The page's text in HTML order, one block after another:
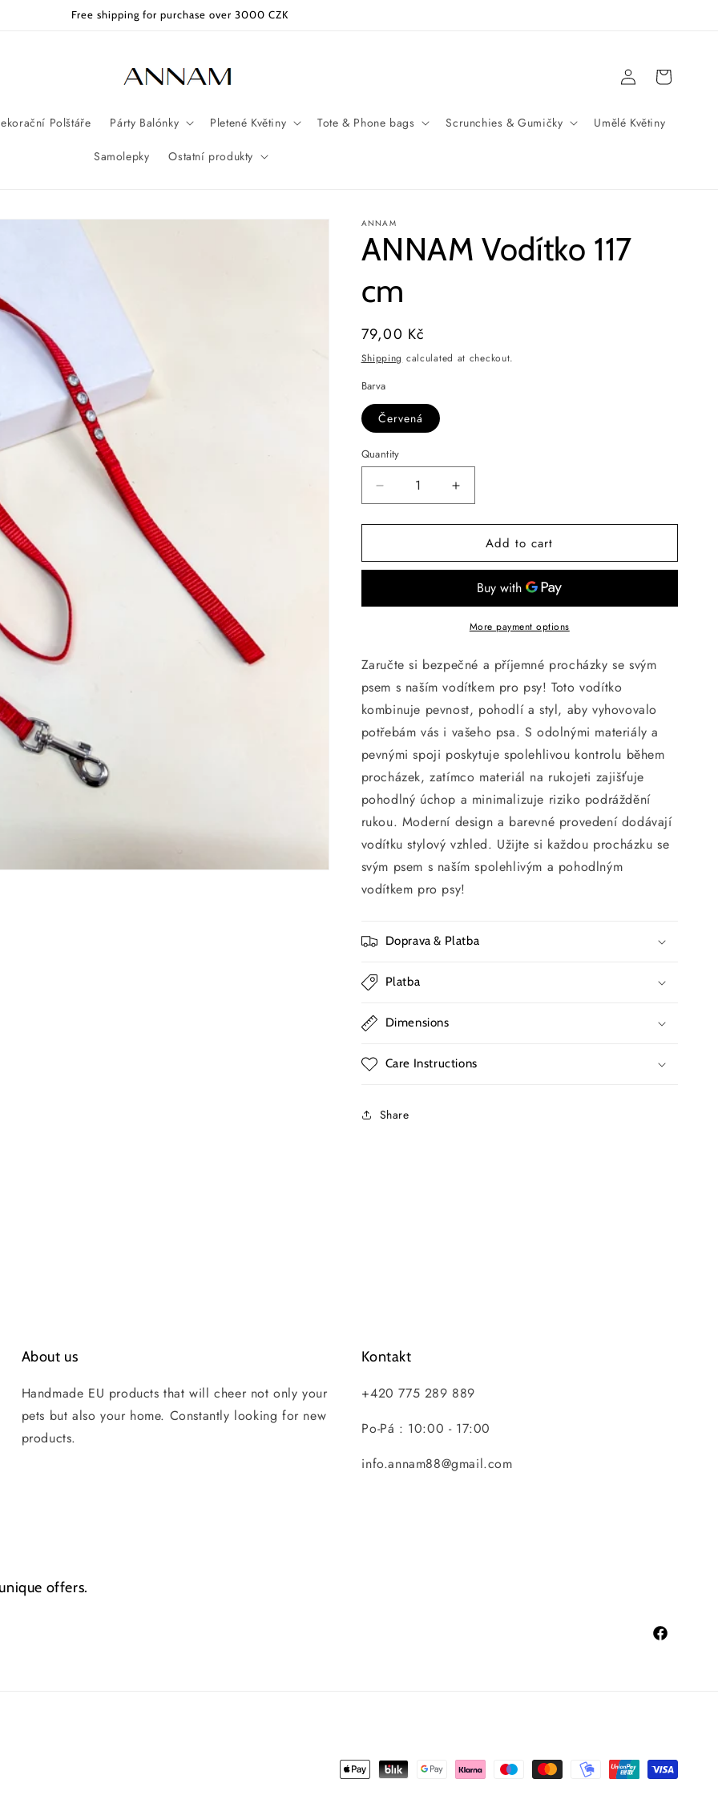
Free shipping for purchase over 3000 CZK
Polštáře Párty Balónky Pletené Květiny Tote & Phone bags Scrunchies & Gumičky Umělé Květiny
Samolepky Ostatní produkty
Log
in
Cart
ANNAM
ANNAM Vodítko 117
cm
Regular
price
79,00 Kč
Shipping calculated at checkout.
Barva
Červená
Quantity
Decrease
quantity
for
Vodítko
Increase
quantity
for
ANNAM
Vodítko
Add to cart
More payment options
Zaručte si bezpečné a příjemné procházky se svým
psem s naším vodítkem pro psy! Toto vodítko
kombinuje pevnost, pohodlí a styl, aby vyhovovalo
potřebám vás i vašeho psa. S odolnými materiály a
pevnými spoji poskytuje spolehlivou kontrolu během
procházek, zatímco materiál na rukojeti zajišťuje
pohodlný úchop a minimalizuje riziko podráždění
rukou. Moderní design a barevné provedení dodávají
vodítku stylový vzhled. Užijte si každou procházku se
svým psem s naším spolehlivým a pohodlným
vodítkem pro psy!
Doprava & Platba
Platba
Dimensions
Care Instructions
Share
About us
Handmade EU products that will cheer not only your
pets but also your home. Constantly looking for new
products.
Kontakt
+420 775 289 889
Po-Pá : 10:00 - 17:00
info.annam88@gmail.com
offers.
Facebook
Payment